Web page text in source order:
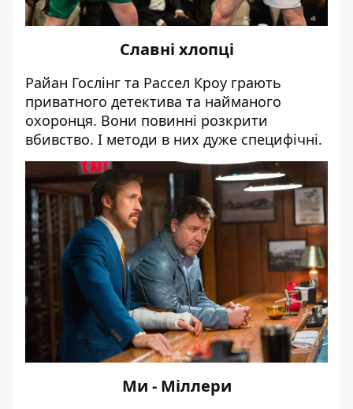
Славні хлопці
Райан Гослінг та Рассел Кроу грають
приватного детектива та найманого
охоронця. Вони повинні розкрити
вбивство. І методи в них дуже специфічні.
Ми - Міллери